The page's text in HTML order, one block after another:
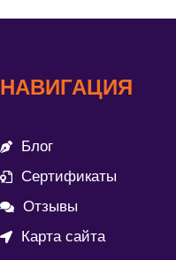
НАВИГАЦИЯ
Блог
Сертификаты
Отзывы
Карта сайта